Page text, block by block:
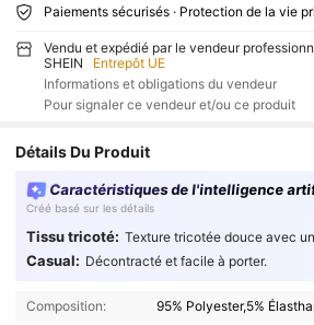
Paiements sécurisés · Protection de la vie
Vendu et expédié par le vendeur
SHEIN
Entrepôt UE
Informations et obligations du vendeur
Pour signaler ce vendeur et/ou ce produit
Détails Du Produit
Caractéristiques de l'intelligence
Créé basé sur les détails
Tissu tricoté: Texture tricotée douce avec
Casual: Décontracté et facile à porter.
Composition: 95% Polyester,5%